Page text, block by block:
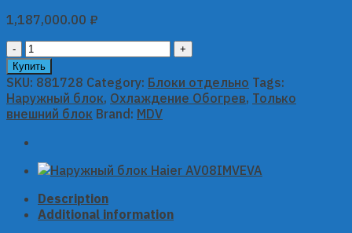
1,187,000.00 ₽
Наружный
блок
MDV
серии
V6-
i
side
DC-
MDVi-
200WV2GN1
Купить
SKU: 881728 Category: Блоки отдельно Tags:
Наружный блок, Охлаждение Обогрев, Только
внешний блок Brand: MDV
Description
Additional information